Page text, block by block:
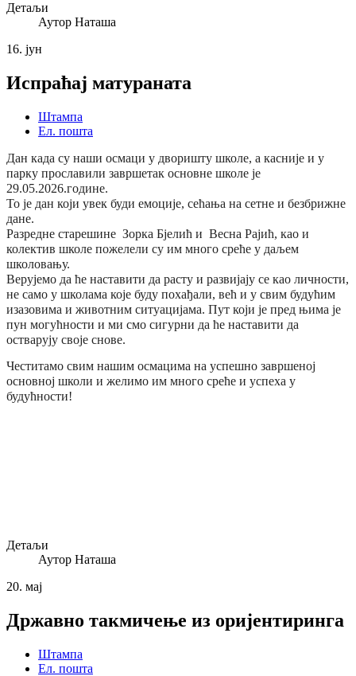
Детаљи
Аутор Наташа
16. јун
Испраћај матураната
Штампа
Ел. пошта
Дан када су наши осмаци у дворишту школе, а касније и у
парку прославили завршетак основне школе je
29.05.2026.године.
То је дан који увек буди емоције, сећања на сетне и безбрижне
дане.
Разредне старешине Зорка Бјелић и Весна Рајић, као и
колектив школе пожелели су им много среће у даљем
школовању.
Верујемо да ће наставити да расту и развијају се као личности,
не само у школама које буду похађали, већ и у свим будућим
изазовима и животним ситуацијама. Пут који је пред њима је
пун могућности и ми смо сигурни да ће наставити да
остварују своје снове.
Честитамо свим нашим осмацима на успешно завршеној
основној школи и желимо им много среће и успеха у
будућности!
Детаљи
Аутор Наташа
20. мај
Државно такмичење из оријентиринга
Штампа
Ел. пошта